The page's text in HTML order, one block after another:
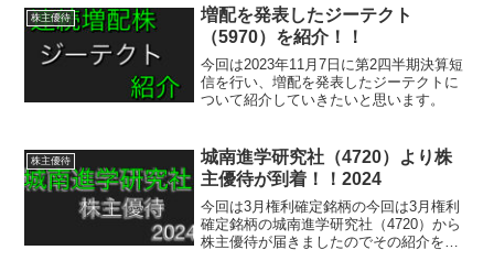
がでしょうか！？
株主優待
増配を発表したジーテクト
（5970）を紹介！！
今回は2023年11月7日に第2四半期決算短
信を行い、増配を発表したジーテクトに
ついて紹介していきたいと思います。
株主優待
城南進学研究社（4720）より株
主優待が到着！！2024
今回は3月権利確定銘柄の今回は3月権利
確定銘柄の城南進学研究社（4720）から
株主優待が届きましたのでその紹介をし